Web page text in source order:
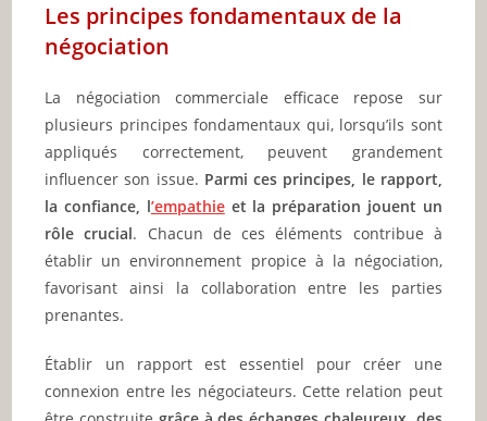
Les principes fondamentaux de la
négociation
La négociation commerciale efficace repose sur
plusieurs principes fondamentaux qui, lorsqu’ils sont
appliqués correctement, peuvent grandement
influencer son issue. Parmi ces principes, le rapport,
la confiance, l’empathieet la préparation jouent un
rôle crucial. Chacun de ces éléments contribue à
établir un environnement propice à la négociation,
favorisant ainsi la collaboration entre les parties
prenantes.
Établir un rapport est essentiel pour créer une
connexion entre les négociateurs. Cette relation peut